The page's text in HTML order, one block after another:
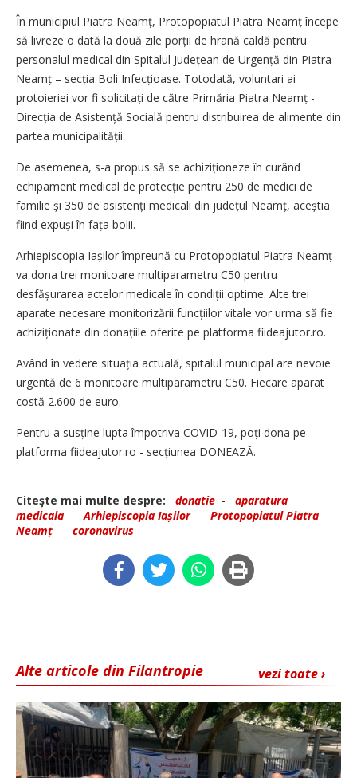
În municipiul Piatra Neamț, Protopopiatul Piatra Neamț începe
să livreze o dată la două zile porții de hrană caldă pentru
personalul medical din Spitalul Județean de Urgență din Piatra
Neamț – secția Boli Infecțioase. Totodată, voluntari ai
protoieriei vor fi solicitați de către Primăria Piatra Neamț -
Direcția de Asistență Socială pentru distribuirea de alimente din
partea municipalității.
De asemenea, s-a propus să se achiziționeze în curând
echipament medical de protecție pentru 250 de medici de
familie și 350 de asistenți medicali din județul Neamț, aceștia
fiind expuși în fața bolii.
Arhiepiscopia Iașilor împreună cu Protopopiatul Piatra Neamț
va dona trei monitoare multiparametru C50 pentru
desfășurarea actelor medicale în condiții optime. Alte trei
aparate necesare monitorizării funcțiilor vitale vor urma să fie
achiziționate din donațiile oferite pe platforma fiideajutor.ro.
Având în vedere situația actuală, spitalul municipal are nevoie
urgentă de 6 monitoare multiparametru C50. Fiecare aparat
costă 2.600 de euro.
Pentru a susține lupta împotriva COVID-19, poți dona pe
platforma fiideajutor.ro - secțiunea DONEAZĂ.
Citeşte mai multe despre: donatie - aparatura
medicala -Arhiepiscopia Iașilor- Protopopiatul Piatra
Neamț - coronavirus
vezi toate ›
Alte articole din Filantropie